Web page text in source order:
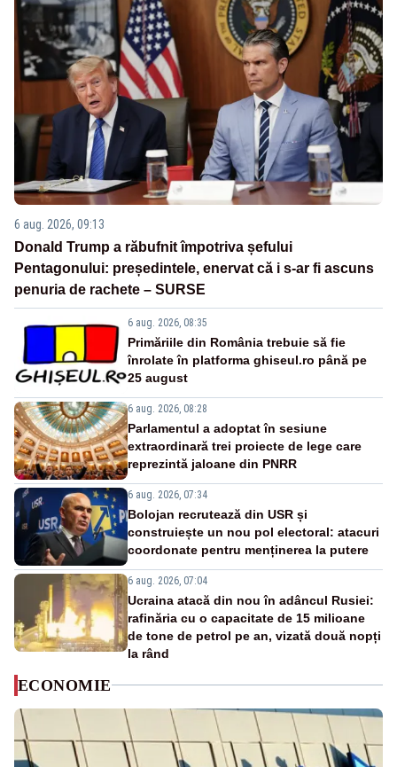
6 aug. 2026, 09:13
Donald Trump a răbufnit împotriva șefului
Pentagonului: președintele, enervat că i s-ar fi ascuns
penuria de rachete – SURSE
6 aug. 2026, 08:35
Primăriile din România trebuie să fie
înrolate în platforma ghiseul.ro până pe
25 august
6 aug. 2026, 08:28
Parlamentul a adoptat în sesiune
extraordinară trei proiecte de lege care
reprezintă jaloane din PNRR
6 aug. 2026, 07:34
Bolojan recrutează din USR și
construiește un nou pol electoral: atacuri
coordonate pentru menținerea la putere
6 aug. 2026, 07:04
Ucraina atacă din nou în adâncul Rusiei:
rafinăria cu o capacitate de 15 milioane
de tone de petrol pe an, vizată două nopți
la rând
ECONOMIE